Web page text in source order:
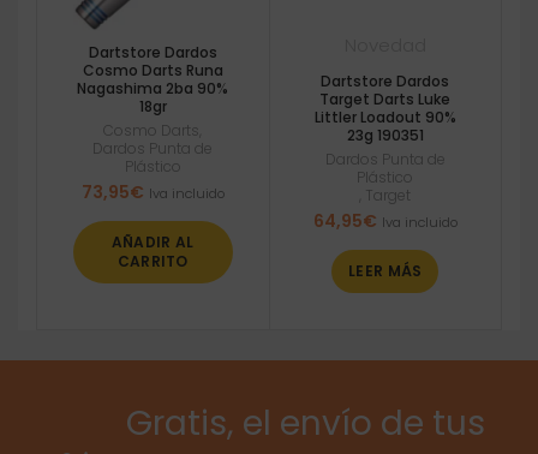
Dartstore Dardos
Cosmo Darts Runa
Nagashima 2ba 90%
18gr
Cosmo Darts
Dardos Punta de
Plástico
73,95€ Iva incluido
AÑADIR AL
CARRITO
Dartstore Dardos
Target Darts Luke
Littler Loadout 90%
23g 190351
Dardos Punta de
Plástico
Target
64,95€ Iva incluido
LEER MÁS
Gratis, el envío de tus